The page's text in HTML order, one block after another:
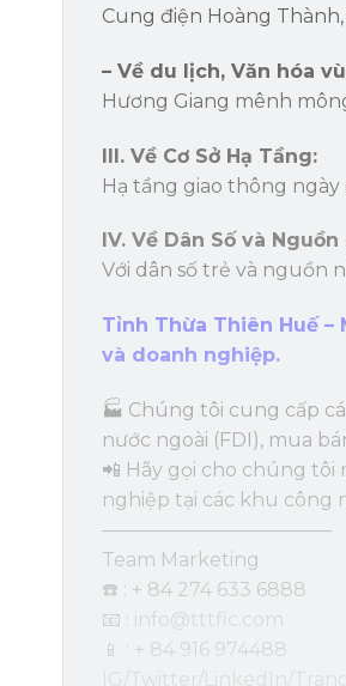
Cung điện Hoàng
– Về du lịch, Văn hóa
Hương Giang mênh
III. Về Cơ Sở Hạ Tầng:
Hạ tầng giao thông
IV. Về Dân Số và
Với dân số trẻ và nguồn
Tỉnh Thừa Thiên Huế
và doanh nghiệp.
🏭 Chúng tôi cung cấp
nước ngoài (FDI), mua
📲 Hãy gọi cho chúng
nghiệp tại các khu công
————————————
Team Marketing
☎️ : + 84 274 633 6888
📧 : info@tttfic.com
📱 : + 84 916 974488